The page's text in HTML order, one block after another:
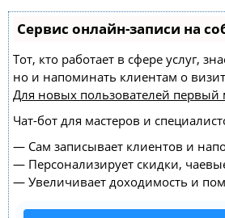
Сервис онлайн-записи на
Тот, кто работает в сфере услуг,
но и напоминать клиентам о
Для новых пользователей первый
Чат-бот для мастеров и
— Сам записывает клиентов и
— Персонализирует скидки,
— Увеличивает доходимость и